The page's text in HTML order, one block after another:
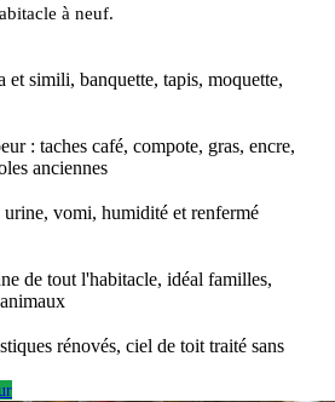
à neuf.
et simili, banquette, tapis, moquette,
: taches café, compote, gras, encre,
anciennes
vomi, humidité et renfermé
de tout l'habitacle, idéal familles,
rénovés, ciel de toit traité sans